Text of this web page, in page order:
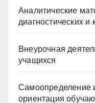
Аналитические
диагностических и
Внеурочная
учащихся
Самоопределение
ориентация